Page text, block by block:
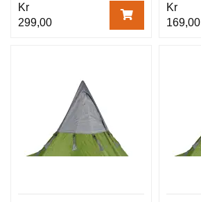
Kr
299,00
Kr
169,00